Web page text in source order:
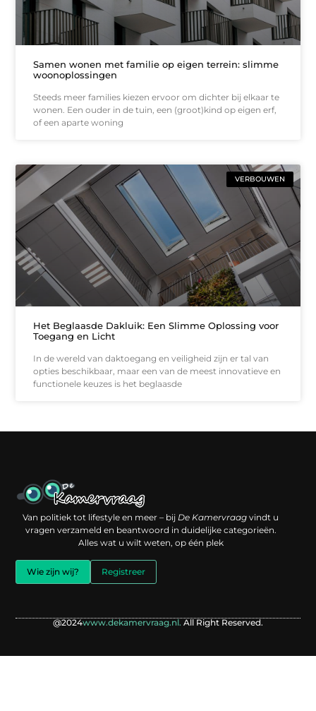
Samen wonen met familie op eigen terrein: slimme
woonoplossingen
Steeds meer families kiezen ervoor om dichter bij elkaar te
wonen. Een ouder in de tuin, een (groot)kind op eigen erf,
of een aparte woning
VERBOUWEN
Het Beglaasde Dakluik: Een Slimme Oplossing voor
Toegang en Licht
In de wereld van daktoegang en veiligheid zijn er tal van
opties beschikbaar, maar een van de meest innovatieve en
functionele keuzes is het beglaasde
Van politiek tot lifestyle en meer – bijDe Kamervraag vindt u
vragen verzameld en beantwoord in duidelijke categorieën.
Alles wat u wilt weten, op één plek
Wie zijn wij? Registreer
@2024www.dekamervraag.nl. All Right Reserved.